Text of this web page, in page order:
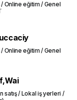
Online eğitim / Genel
Online eğitim / Genel
satış / Lokal iş yerleri /